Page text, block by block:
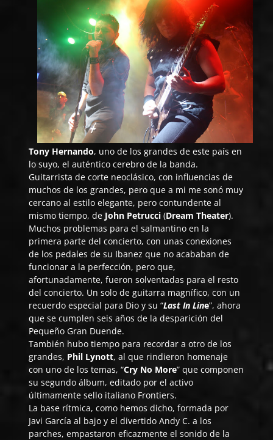
Tony Hernando, uno de los grandes de este país en
lo suyo, el auténtico cerebro de la banda.
Guitarrista de corte neoclásico, con influencias de
muchos de los grandes, pero que a mi me sonó muy
cercano al estilo elegante, pero contundente al
mismo tiempo, de John Petrucci (Dream Theater).
Muchos problemas para el salmantino en la
primera parte del concierto, con unas conexiones
de los pedales de su Ibanez que no acababan de
funcionar a la perfección, pero que,
afortunadamente, fueron solventadas para el resto
del concierto. Un solo de guitarra magnífico, con un
recuerdo especial para Dio y su “Last In Line”, ahora
que se cumplen seis años de la desparición del
Pequeño Gran Duende.
También hubo tiempo para recordar a otro de los
grandes, Phil Lynott, al que rindieron homenaje
con uno de los temas, “Cry No More” que componen
su segundo álbum, editado por el activo
últimamente sello italiano Frontiers.
La base rítmica, como hemos dicho, formada por
Javi García al bajo y el divertido Andy C. a los
parches, empastaron eficazmente el sonido de la